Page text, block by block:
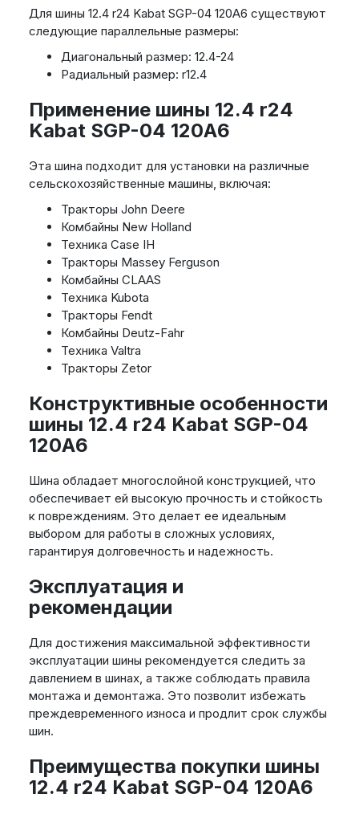
Для шины 12.4 r24 Kabat SGP-04 120A6 существуют
следующие параллельные размеры:
Диагональный размер: 12.4-24
Радиальный размер: r12.4
Применение шины 12.4 r24
Kabat SGP-04 120A6
Эта шина подходит для установки на различные
сельскохозяйственные машины, включая:
Тракторы John Deere
Комбайны New Holland
Техника Case IH
Тракторы Massey Ferguson
Комбайны CLAAS
Техника Kubota
Тракторы Fendt
Комбайны Deutz-Fahr
Техника Valtra
Тракторы Zetor
Конструктивные особенности
шины 12.4 r24 Kabat SGP-04
120A6
Шина обладает многослойной конструкцией, что
обеспечивает ей высокую прочность и стойкость
к повреждениям. Это делает ее идеальным
выбором для работы в сложных условиях,
гарантируя долговечность и надежность.
Эксплуатация и
рекомендации
Для достижения максимальной эффективности
эксплуатации шины рекомендуется следить за
давлением в шинах, а также соблюдать правила
монтажа и демонтажа. Это позволит избежать
преждевременного износа и продлит срок службы
шин.
Преимущества покупки шины
12.4 r24 Kabat SGP-04 120A6